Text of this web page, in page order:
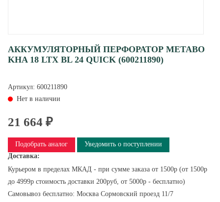
АККУМУЛЯТОРНЫЙ ПЕРФОРАТОР METABO
KHA 18 LTX BL 24 QUICK (600211890)
Артикул: 600211890
Нет в наличии
21 664 ₽
Подобрать аналог
Уведомить о поступлении
Доставка:
Курьером в пределах МКАД - при сумме заказа от 1500р (от 1500р
до 4999р стоимость доставки 200руб, от 5000р - бесплатно)
Самовывоз бесплатно: Москва Сормовский проезд 11/7